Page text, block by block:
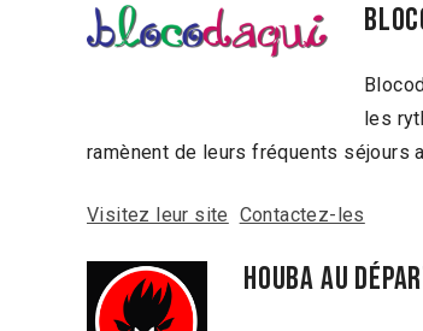
les
ramènent de leurs fréquents séjours
Visitez leur site Contactez-les
houba au